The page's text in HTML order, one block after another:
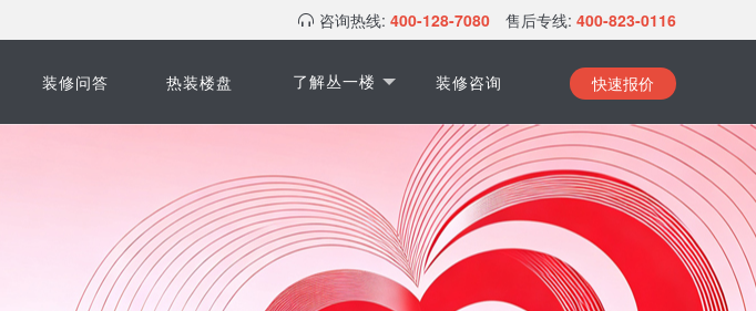
咨询热线: 400-128-7080 售后专线: 400-823-0116
装修问答 热装楼盘 了解丛一楼 装修咨询 快速报价